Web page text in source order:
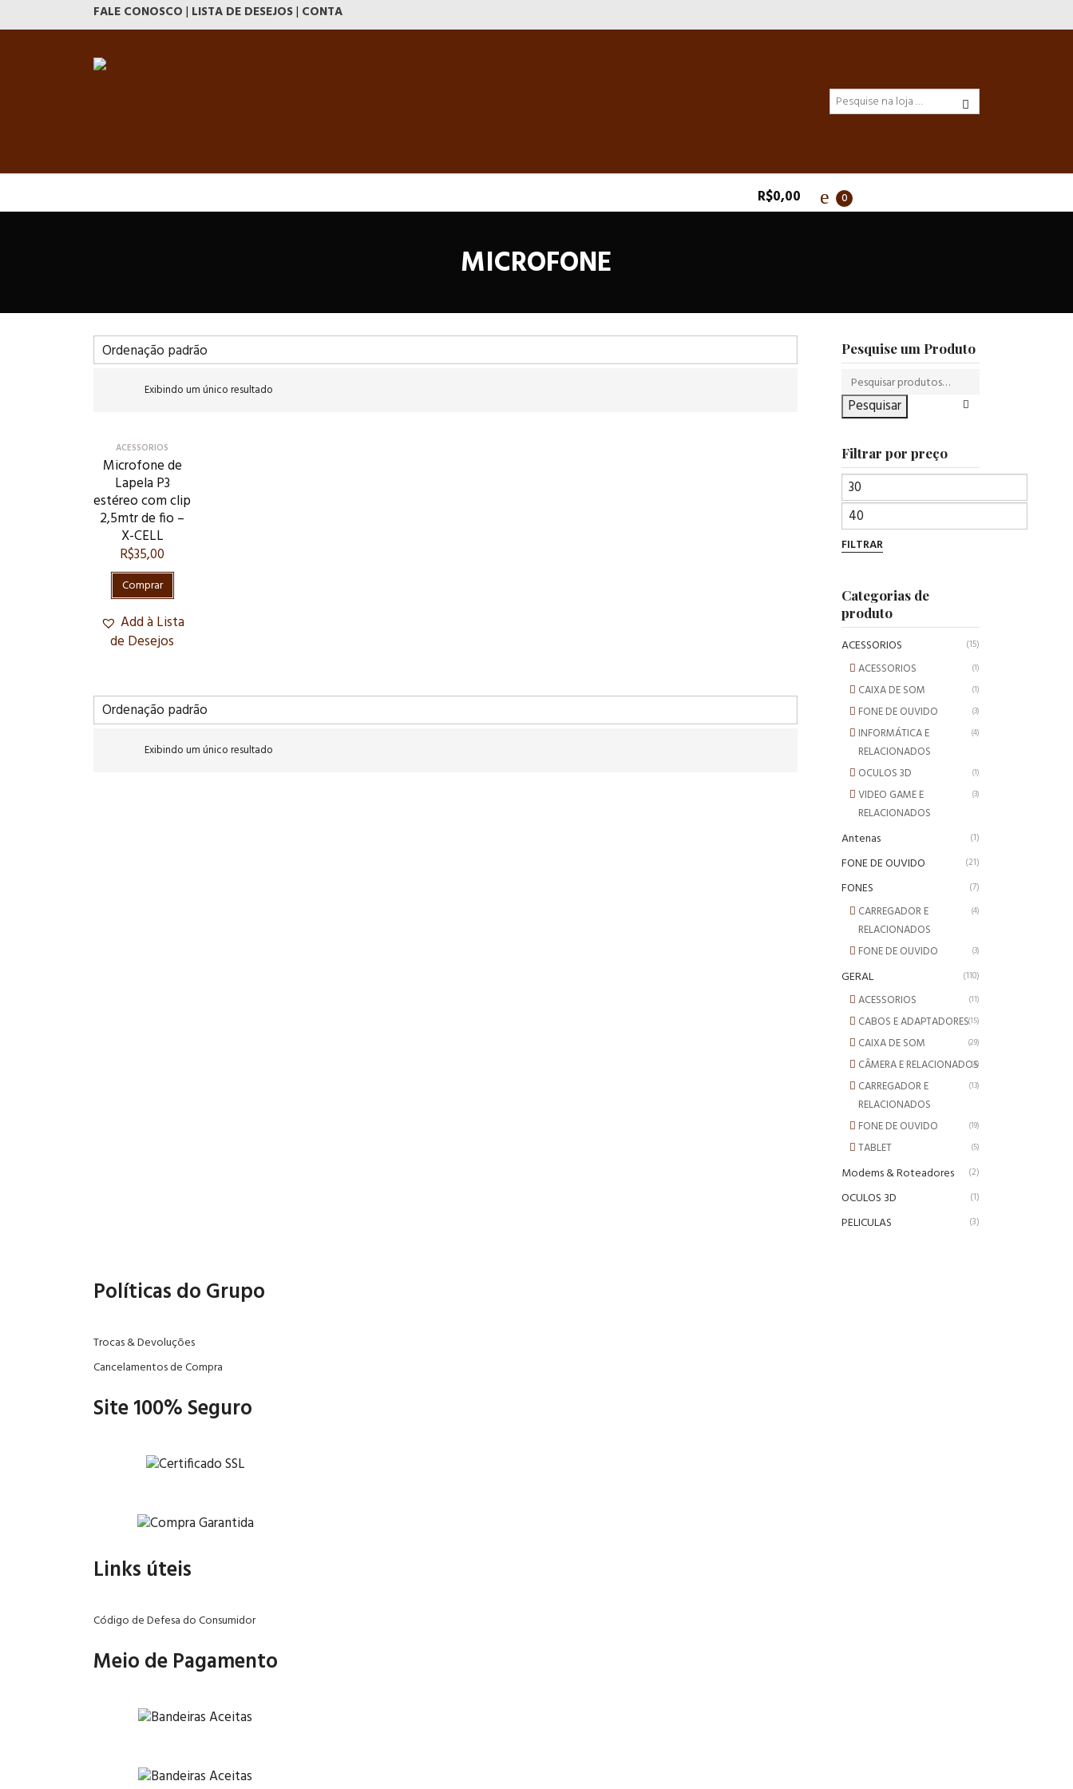
FALE CONOSCO | LISTA DE DESEJOS| CONTA
0
R$0,00
MICROFONE
Exibindo um único resultado
ACESSORIOS
Microfone de
Lapela P3
estéreo com clip
2,5mtr de fio –
X-CELL
R$35,00
Comprar
Add à Lista
de Desejos
Exibindo um único resultado
Pesquise um Produto
Pesquisar
Filtrar por preço
FILTRAR
Categorias de
produto
ACESSORIOS (15)
ACESSORIOS (1)
CAIXA DE SOM (1)
FONE DE OUVIDO (3)
INFORMÁTICA E
RELACIONADOS
(4)
OCULOS 3D (1)
VIDEO GAME E
RELACIONADOS
(3)
Antenas (1)
FONE DE OUVIDO (21)
FONES (7)
CARREGADOR E
RELACIONADOS
(4)
FONE DE OUVIDO (3)
GERAL (110)
ACESSORIOS (11)
CABOS E ADAPTADORES(15)
CAIXA DE SOM (29)
CÂMERA E RELACIONADOS
(4)
CARREGADOR E
RELACIONADOS
(13)
FONE DE OUVIDO (19)
TABLET (5)
Modems & Roteadores (2)
OCULOS 3D (1)
PELICULAS (3)
Políticas do Grupo
Trocas & Devoluções
Cancelamentos de Compra
Site 100% Seguro
Links úteis
Código de Defesa do Consumidor
Meio de Pagamento